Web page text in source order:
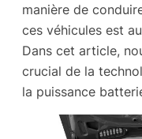
manière de
ces véhicules est
Dans cet article,
crucial de la
la puissance